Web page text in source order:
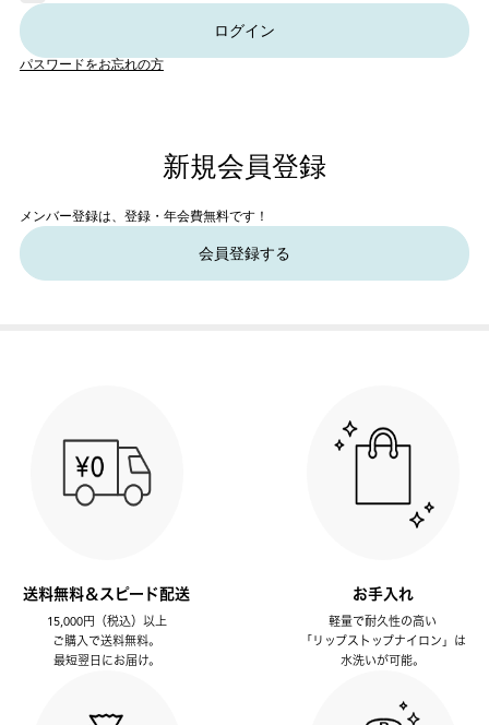
ログイン
パスワードをお忘れの方
新規会員登録
メンバー登録は、登録・年会費無料です！
会員登録する
送料無料＆スピード配送
15,000円（税込）以上
ご購入で送料無料。
最短翌日にお届け。
お手入れ
軽量で耐久性の高い
「リップストップナイロン」は
水洗いが可能。